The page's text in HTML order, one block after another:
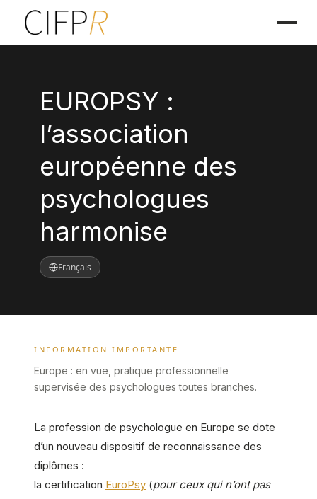
EUROPSY :
l’association
européenne des
psychologues
harmonise
Français
INFORMATION IMPORTANTE
Europe : en vue, pratique professionnelle
supervisée des psychologues toutes branches.
La profession de psychologue en Europe se dote
d’un nouveau dispositif de reconnaissance des
diplômes :
la certification EuroPsy (pour ceux qui n’ont pas